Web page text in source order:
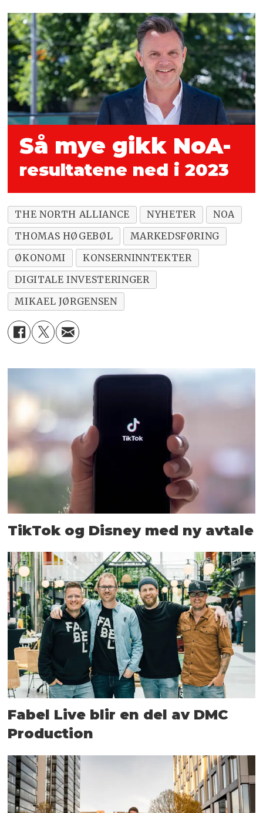
Så mye gikk NoA-
resultatene ned i 2023
THE NORTH ALLIANCE NYHETER
NOA
THOMAS HØGEBØL
MARKEDSFØRING
ØKONOMI
KONSERNINNTEKTER
DIGITALE INVESTERINGER
MIKAEL JØRGENSEN
TikTok og Disney med ny avtale
Fabel Live blir en del av DMC
Production